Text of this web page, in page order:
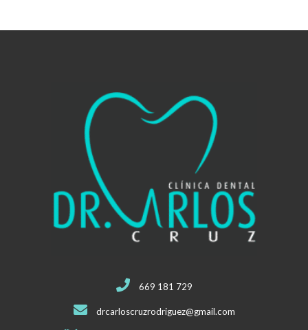
669 181 729
drcarloscruzrodriguez@gmail.com